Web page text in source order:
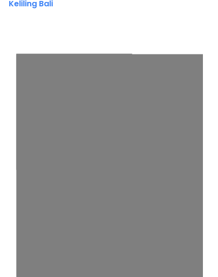
Keliling Bali